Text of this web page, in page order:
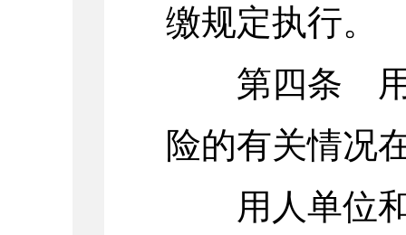
缴规定执行。
第四条 用
险的有关情况
用人单位和